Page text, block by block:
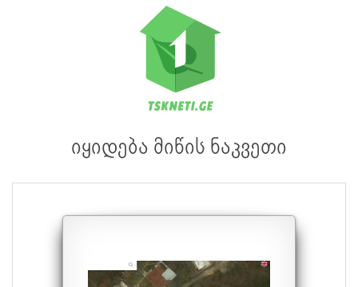
იყიდება მიწის ნაკვეთი